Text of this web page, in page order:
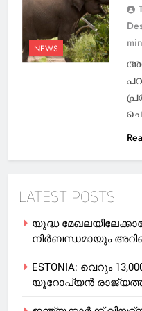
NEWS
min
LATEST POSTS
യുദ്ധ
നിര്‍ബന്ധമായും
ESTONIA: വെറും
യൂറോപ്യന്‍ രാജ്യത്ത്